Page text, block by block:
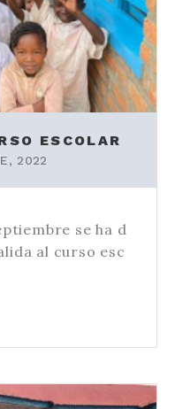
ESCOLAR
2022
se ha d
al curso esc